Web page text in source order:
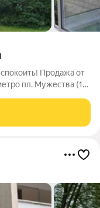
Продажа от
пл. Мужества (10
на сделке.